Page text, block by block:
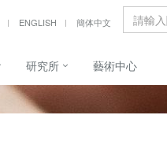
ENGLISH 簡体中文
研究所 藝術中心